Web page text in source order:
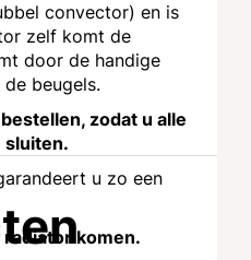
convector) en is
zelf komt de
door de handige
beugels.
zodat u alle
sluiten.
u zo een
komen.